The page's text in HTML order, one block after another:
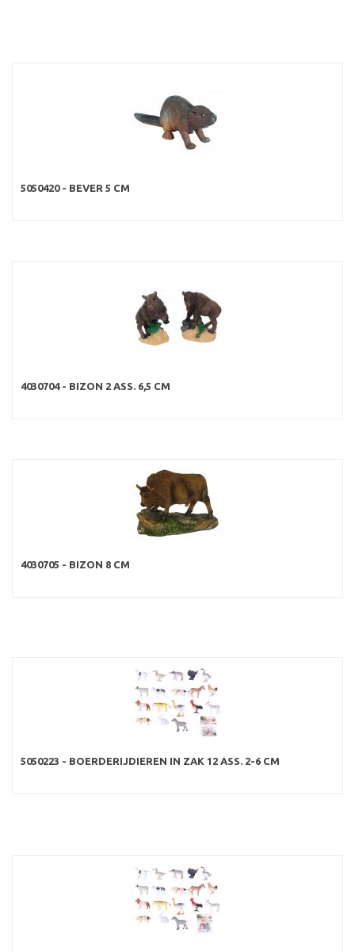
5050420 - BEVER 5 CM
4030704 - BIZON 2 ASS. 6,5 CM
4030705 - BIZON 8 CM
5050223 - BOERDERIJDIEREN IN ZAK 12 ASS. 2-6 CM